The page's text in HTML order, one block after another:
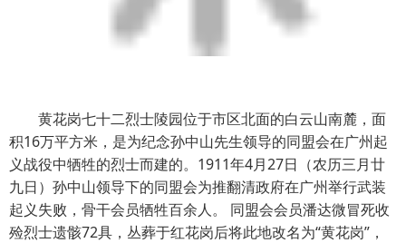
黄花岗七十二烈士陵园位于市区北面的白云山南麓，面
积16万平方米，是为纪念孙中山先生领导的同盟会在广州起
义战役中牺牲的烈士而建的。1911年4月27日（农历三月廿
九日）孙中山领导下的同盟会为推翻清政府在广州举行武装
起义失败，骨干会员牺牲百余人。 同盟会会员潘达微冒死收
殓烈士遗骸72具，丛葬于红花岗后将此地改名为“黄花岗”，